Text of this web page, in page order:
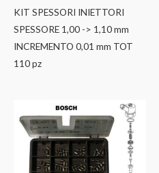
KIT SPESSORI INIETTORI
SPESSORE 1,00 -> 1,10 mm
INCREMENTO 0,01 mm TOT
110 pz